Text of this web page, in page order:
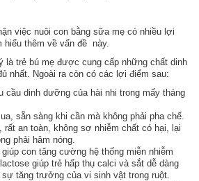
việc nuôi con bằng sữa mẹ có nhiều lợi
thêm về vấn đề này.
là trẻ bú mẹ được cung cấp những chất dinh
nhất. Ngoài ra còn có các lợi điểm sau:
cầu dinh dưỡng của hài nhi trong mấy tháng
sẵn sàng khi cần mà không phải pha chế.
an toàn, không sợ nhiễm chất có hại, lại
phải hâm nóng.
con tăng cường hệ thống miễn nhiễm
giúp trẻ hấp thụ calci và sắt dễ dàng
tăng trưởng của vi sinh vật trong ruột.